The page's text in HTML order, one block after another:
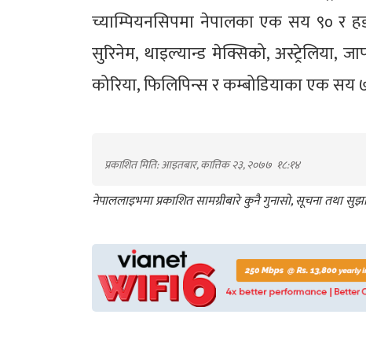
च्याम्पियनसिपमा नेपालका एक सय ९० र
सुरिनेम, थाइल्यान्ड मेक्सिको, अस्ट्रेलिया,
कोरिया, फिलिपिन्स र कम्बोडियाका एक
प्रकाशित मिति: आइतबार, कात्तिक २३, २०७७ १८:१४
नेपाललाइभमा प्रकाशित सामग्रीबारे कुनै गुनासो, सूचना तथा